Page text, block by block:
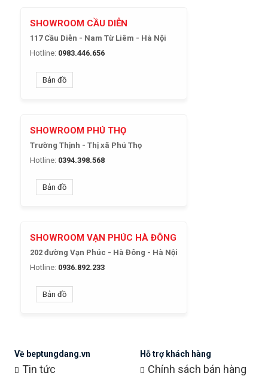
SHOWROOM CẦU DIỄN
117 Cầu Diễn - Nam Từ Liêm - Hà Nội
Hotline: 0983.446.656
Bản đồ
SHOWROOM PHÚ THỌ
Trường Thịnh - Thị xã Phú Thọ
Hotline: 0394.398.568
Bản đồ
SHOWROOM VẠN PHÚC HÀ ĐÔNG
202 đường Vạn Phúc - Hà Đông - Hà Nội
Hotline: 0936.892.233
Bản đồ
Về beptungdang.vn
Tin tức
Hỗ trợ khách hàng
Chính sách bán hàng